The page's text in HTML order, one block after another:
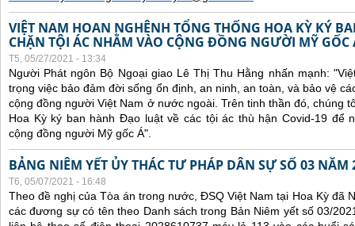
VIỆT NAM HOAN NGHÊNH TỔNG THỐNG HOA KỲ KÝ
CHẶN TỘI ÁC NHẰM VÀO CỘNG ĐỒNG NGƯỜI MỸ GỐC
T5, 05/27/2021 - 13:34
Người Phát ngôn Bộ Ngoại giao Lê Thị Thu Hằng nhấn mạnh:
trọng việc bảo đảm đời sống ổn định, an ninh, an toàn, và bảo vệ
cộng đồng người Việt Nam ở nước ngoài. Trên tinh thần đó, chúng
Hoa Kỳ ký ban hành Đạo luật về các tội ác thù hận Covid-19 để
cộng đồng người Mỹ gốc Á".
BẢNG NIÊM YẾT ỦY THÁC TƯ PHÁP DÂN SỰ SỐ 03 NĂM
T6, 05/07/2021 - 16:48
Theo đề nghị của Tòa án trong nước, ĐSQ Việt Nam tại Hoa Kỳ đã
các đương sự có tên theo Danh sách trong Bản Niêm yết số 03/